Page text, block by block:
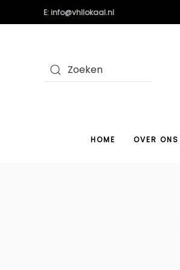
E: info@vhllokaal.nl
HOME OVER ONS